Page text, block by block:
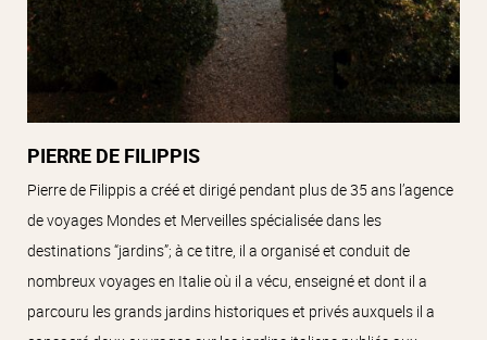
PIERRE DE FILIPPIS
Pierre de Filippis a créé et dirigé pendant plus de 35 ans l’agence
de voyages Mondes et Merveilles spécialisée dans les
destinations “jardins”; à ce titre, il a organisé et conduit de
nombreux voyages en Italie où il a vécu, enseigné et dont il a
parcouru les grands jardins historiques et privés auxquels il a